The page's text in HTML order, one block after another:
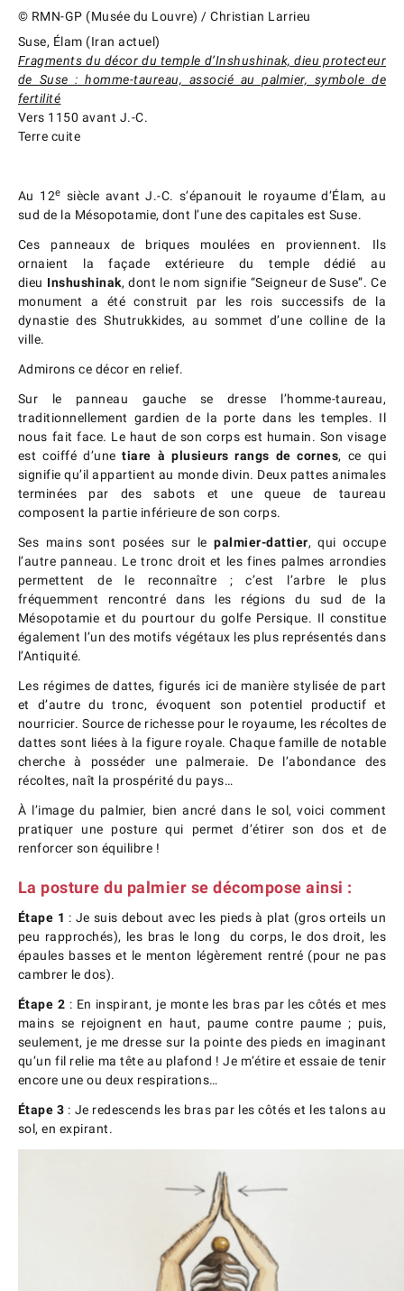
© RMN-GP (Musée du Louvre) / Christian Larrieu
Suse, Élam (Iran actuel)
Fragments du décor du temple d’Inshushinak, dieu protecteur
de Suse : homme-taureau, associé au palmier, symbole de
fertilité
Vers 1150 avant J.-C.
Terre cuite
Au 12e siècle avant J.-C. s’épanouit le royaume d’Élam, au
sud de la Mésopotamie, dont l’une des capitales est Suse.
Ces panneaux de briques moulées en proviennent. Ils
ornaient la façade extérieure du temple dédié au
dieu Inshushinak, dont le nom signifie “Seigneur de Suse”. Ce
monument a été construit par les rois successifs de la
dynastie des Shutrukkides, au sommet d’une colline de la
ville.
Admirons ce décor en relief.
Sur le panneau gauche se dresse l’homme-taureau,
traditionnellement gardien de la porte dans les temples. Il
nous fait face. Le haut de son corps est humain. Son visage
est coiffé d’unetiare à plusieurs rangs de cornes, ce qui
signifie qu’il appartient au monde divin. Deux pattes animales
terminées par des sabots et une queue de taureau
composent la partie inférieure de son corps.
Ses mains sont posées sur lepalmier-dattier, qui occupe
l’autre panneau. Le tronc droit et les fines palmes arrondies
permettent de le reconnaître ; c’est l’arbre le plus
fréquemment rencontré dans les régions du sud de la
Mésopotamie et du pourtour du golfe Persique. Il constitue
également l’un des motifs végétaux les plus représentés dans
l’Antiquité.
Les régimes de dattes, figurés ici de manière stylisée de part
et d’autre du tronc, évoquent son potentiel productif et
nourricier. Source de richesse pour le royaume, les récoltes de
dattes sont liées à la figure royale. Chaque famille de notable
cherche à posséder une palmeraie. De l’abondance des
récoltes, naît la prospérité du pays…
À l’image du palmier, bien ancré dans le sol, voici comment
pratiquer une posture qui permet d’étirer son dos et de
renforcer son équilibre !
La posture du palmier se décompose ainsi :
Étape 1 : Je suis debout avec les pieds à plat (gros orteils un
peu rapprochés), les bras le long du corps, le dos droit, les
épaules basses et le menton légèrement rentré (pour ne pas
cambrer le dos).
Étape 2 : En inspirant, je monte les bras par les côtés et mes
mains se rejoignent en haut, paume contre paume ; puis,
seulement, je me dresse sur la pointe des pieds en imaginant
qu’un fil relie ma tête au plafond ! Je m’étire et essaie de tenir
encore une ou deux respirations…
Étape 3 : Je redescends les bras par les côtés et les talons au
sol, en expirant.